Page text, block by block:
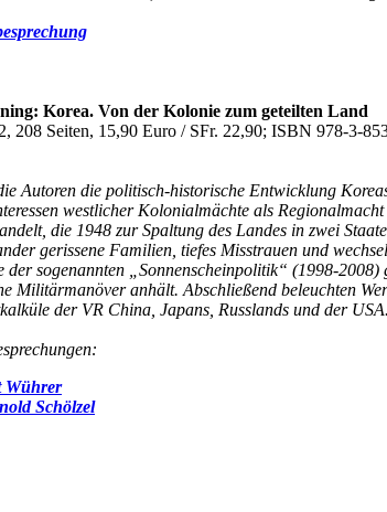
Korea. Von der Kolonie zum geteilten Land
208 Seiten, 15,90 Euro / SFr. 22,90; ISBN 978-3-
Autoren die politisch-historische Entwicklung
westlicher Kolonialmächte als
die 1948 zur Spaltung des Landes in zwei
gerissene Familien, tiefes Misstrauen und
der sogenannten „Sonnenscheinpolitik“ (1998-
Militärmanöver anhält. Abschließend beleuchten
der VR China, Japans, Russlands und der USA.
Wührer
Schölzel